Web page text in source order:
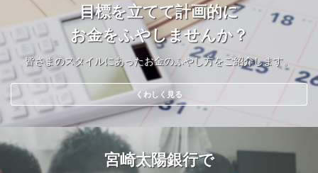
目標を立てて計画的に
お金をふやしませんか？
皆さまのスタイルにあったお金のふやし方をご紹介します。
くわしく見る
宮崎太陽銀行で